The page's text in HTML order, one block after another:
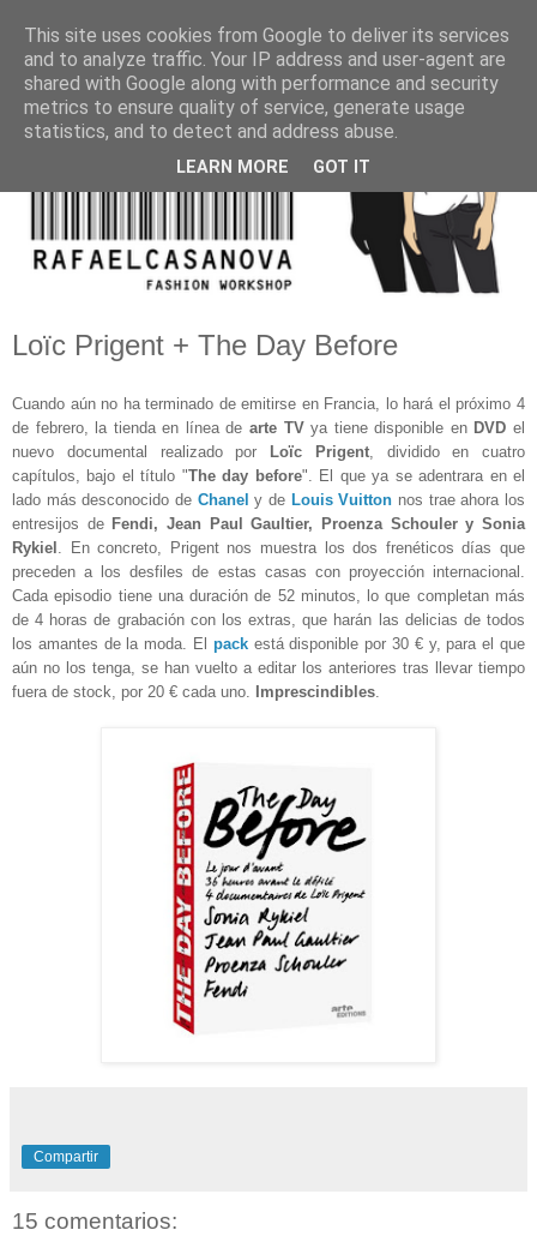
Loïc Prigent + The Day Before
Cuando aún no ha terminado de emitirse en Francia, lo hará el próximo 4
de febrero, la tienda en línea de arte TVya tiene disponible en DVD el
nuevo documental realizado por
Loïc Prigent, dividido en cuatro
capítulos, bajo el título "The day before". El que ya se adentrara en el
lado más desconocido de Chanel y de Louis Vuitton nos trae ahora los
entresijos de Fendi, Jean Paul Gaultier, Proenza Schouler y Sonia
Rykiel
. En concreto, Prigent nos muestra los dos frenéticos días que
preceden a los desfiles de estas casas con proyección internacional.
Cada episodio tiene una duración de 52 minutos, lo que completan más
de 4 horas de grabación con los extras, que harán las delicias de todos
los amantes de la moda. El packestá disponible por 30 € y, para el que
aún no los tenga, se han vuelto a editar los anteriores tras llevar tiempo
fuera de stock, por 20 € cada uno.
Imprescindibles
Compartir
15 comentarios:
This site uses cookies from Google to deliver its services
and to analyze traffic. Your IP address and user-agent are
shared with Google along with performance and security
metrics to ensure quality of service, generate usage
statistics, and to detect and address abuse.
LEARN MORE GOT IT